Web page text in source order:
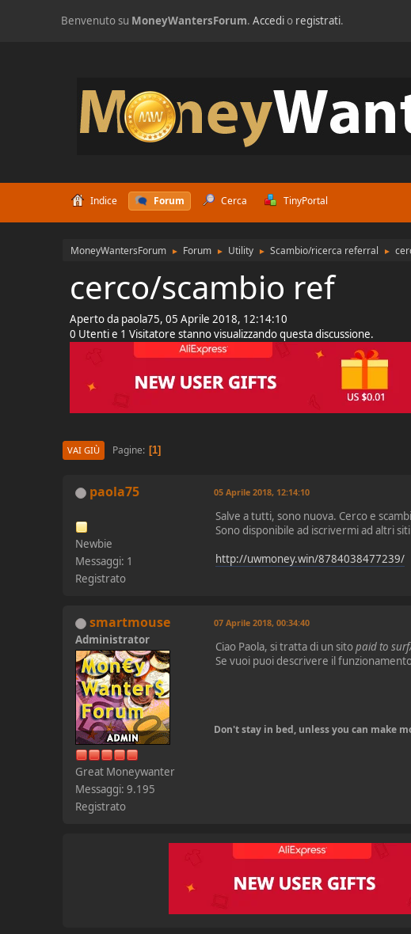
Benvenuto su MoneyWantersForum.Accedio registrati.
Indice Forum Cerca TinyPortal
MoneyWantersForum ► Forum ► Utility ► Scambio/ricerca referral ►
cerco/scambio ref
Aperto da paola75, 05 Aprile 2018, 12:14:10
0 Utenti e 1 Visitatore stanno visualizzando questa discussione.
VAI GIÙ Pagine 1
paola75
Newbie
Messaggi: 1
Registrato
05 Aprile 2018, 12:14:10
Salve a tutti, sono nuova. Cerco e
Sono disponibile ad iscrivermi ad altri
http://uwmoney.win/8784038477239/
smartmouse
Administrator
Great Moneywanter
Messaggi: 9.195
Registrato
07 Aprile 2018, 00:34:40
Ciao Paola, si tratta di un sitopaid to
Se vuoi puoi descrivere il
Don't stay in bed, unless you can make